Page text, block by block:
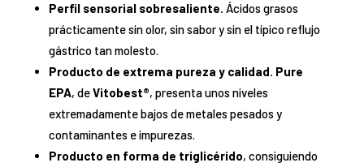
Perfil sensorial sobresaliente. Ácidos grasos
prácticamente sin olor, sin sabor y sin el típico reflujo
gástrico tan molesto.
Producto de extrema pureza y calidad. Pure
EPA, deVitobest®, presenta unos niveles
extremadamente bajos de metales pesados y
contaminantes e impurezas.
Producto en forma de triglicérido, consiguiendo